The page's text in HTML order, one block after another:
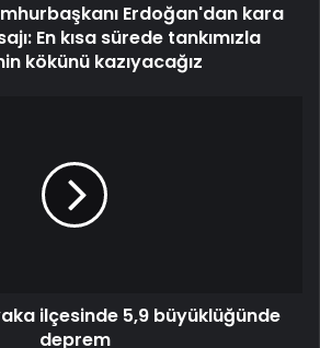
Erdoğan'dan kara
En kısa sürede tankımızla
kökünü kazıyacağız
ilçesinde 5,9 büyüklüğünde
deprem